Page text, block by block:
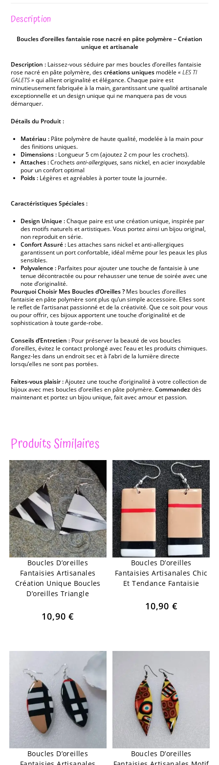
Description
Boucles d’oreilles fantaisie rose nacré en pâte polymère – Création
unique et artisanale
Description : Laissez-vous séduire par mes boucles d’oreilles fantaisie
rose nacré en pâte polymère, descréations uniques modèle«LES TI
GALETS»qui allient originalité et élégance. Chaque paire est
minutieusement fabriquée à la main, garantissant une qualité artisanale
exceptionnelle et un design unique qui ne manquera pas de vous
démarquer.
Détails du Produit :
Matériau : Pâte polymère de haute qualité, modelée à la main pour
des finitions uniques.
Dimensions : Longueur 5 cm (ajoutez 2 cm pour les crochets).
Attaches :Crochetsanti-allergiques, sans nickel, en acier inoxydable
pour un confort optimal
Poids : Légères et agréables à porter toute la journée.
Caractéristiques Spéciales :
Design Unique :Chaque paire est une création unique, inspirée par
des motifs naturels et artistiques. Vous portez ainsi un bijou original,
non reproduit en série.
Confort Assuré : Les attaches sans nickel et anti-allergiques
garantissent un port confortable, idéal même pour les peaux les plus
sensibles.
Polyvalence : Parfaites pour ajouter une touche de fantaisie à une
tenue décontractée ou pour rehausser une tenue de soirée avec une
note d’originalité.
Pourquoi Choisir Mes Boucles d’Oreilles ? Mes boucles d’oreilles
fantaisie en pâte polymère sont plus qu’un simple accessoire. Elles sont
le reflet de l’artisanat passionné et de la créativité. Que ce soit pour vous
ou pour offrir, ces bijoux apportent une touche d’originalité et de
sophistication à toute garde-robe.
Conseils d’Entretien : Pour préserver la beauté de vos boucles
d’oreilles, évitez le contact prolongé avec l’eau et les produits chimiques.
Rangez-les dans un endroit sec et à l’abri de la lumière directe
lorsqu’elles ne sont pas portées.
Faites-vous plaisir :Ajoutez une touche d’originalité à votre collection de
bijoux avec mes boucles d’oreilles en pâte polymère.Commandezdès
maintenant et portez un bijou unique, fait avec amour et passion.
Produits Similaires
Boucles D’oreilles
Fantaisies Artisanales
Création Unique Boucles
D’oreilles Triangle
10,90€
Boucles D’oreilles
Fantaisies Artisanales Chic
Et Tendance Fantaisie
10,90 €
Boucles D’oreilles
Boucles D’oreilles